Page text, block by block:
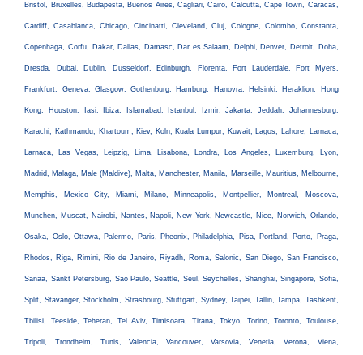
Bristol, Bruxelles, Budapesta, Buenos Aires, Cagliari, Cairo, Calcutta, Cape Town, Caracas,
Cardiff, Casablanca, Chicago, Cincinatti, Cleveland, Cluj, Cologne, Colombo, Constanta,
Copenhaga, Corfu, Dakar, Dallas, Damasc, Dar es Salaam, Delphi, Denver, Detroit, Doha,
Dresda, Dubai, Dublin, Dusseldorf, Edinburgh, Florenta, Fort Lauderdale, Fort Myers,
Frankfurt, Geneva, Glasgow, Gothenburg, Hamburg, Hanovra, Helsinki, Heraklion, Hong
Kong, Houston, Iasi, Ibiza, Islamabad, Istanbul, Izmir, Jakarta, Jeddah, Johannesburg,
Karachi, Kathmandu, Khartoum, Kiev, Koln, Kuala Lumpur, Kuwait, Lagos, Lahore, Larnaca,
Larnaca, Las Vegas, Leipzig, Lima, Lisabona, Londra, Los Angeles, Luxemburg, Lyon,
Madrid, Malaga, Male (Maldive), Malta, Manchester, Manila, Marseille, Mauritius, Melbourne,
Memphis, Mexico City, Miami, Milano, Minneapolis, Montpellier, Montreal, Moscova,
Munchen, Muscat, Nairobi, Nantes, Napoli, New York, Newcastle, Nice, Norwich, Orlando,
Osaka, Oslo, Ottawa, Palermo, Paris, Pheonix, Philadelphia, Pisa, Portland, Porto, Praga,
Rhodos, Riga, Rimini, Rio de Janeiro, Riyadh, Roma, Salonic, San Diego, San Francisco,
Sanaa, Sankt Petersburg, Sao Paulo, Seattle, Seul, Seychelles, Shanghai, Singapore, Sofia,
Split, Stavanger, Stockholm, Strasbourg, Stuttgart, Sydney, Taipei, Tallin, Tampa, Tashkent,
Tbilisi, Teeside, Teheran, Tel Aviv, Timisoara, Tirana, Tokyo, Torino, Toronto, Toulouse,
Tripoli, Trondheim, Tunis, Valencia, Vancouver, Varsovia, Venetia, Verona, Viena,